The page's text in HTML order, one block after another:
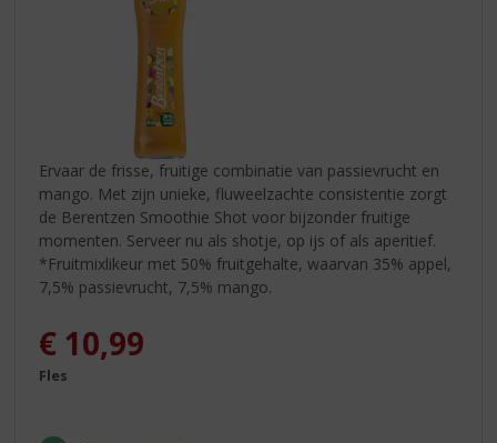
Ervaar de frisse, fruitige combinatie van passievrucht en
mango. Met zijn unieke, fluweelzachte consistentie zorgt
de Berentzen Smoothie Shot voor bijzonder fruitige
momenten. Serveer nu als shotje, op ijs of als aperitief.
*Fruitmixlikeur met 50% fruitgehalte, waarvan 35% appel,
7,5% passievrucht, 7,5% mango.
€ 10,99
Fles